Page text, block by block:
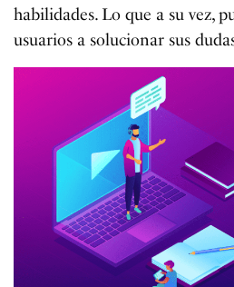
habilidades. Lo que a su vez,
usuarios a solucionar sus